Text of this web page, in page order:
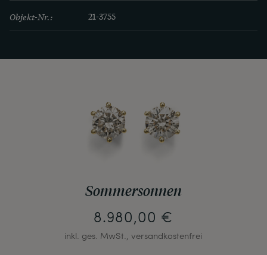
Objekt-Nr.: 21-3755
Sommersonnen
8.980,00 €
inkl. ges. MwSt., versandkostenfrei